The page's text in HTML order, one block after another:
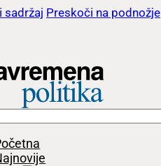
sadržaj Preskoči na podnožje